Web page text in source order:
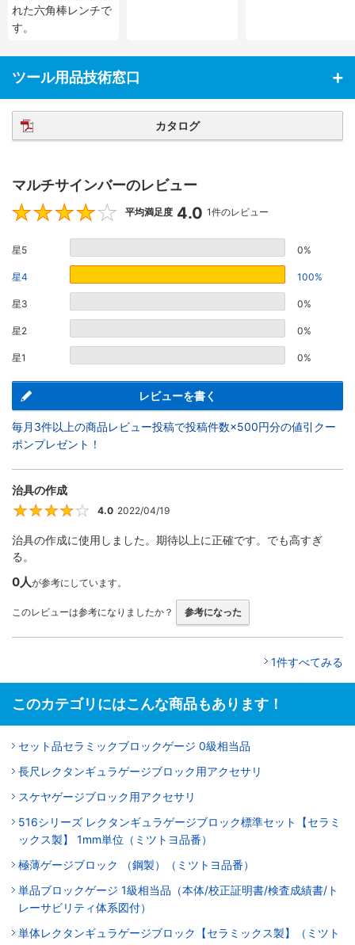
れた六角棒レンチで
す。
ツール用品技術窓口
カタログ
マルチサインバーのレビュー
4
平均満足度 4.0 1件のレビュー
星5 0%
星4 100%
星3 0%
星2 0%
星1 0%
レビューを書く
毎月3件以上の商品レビュー投稿で投稿件数×500円分の値引クー
ポンプレゼント！
治具の作成
4
4.0 2022/04/19
治具の作成に使用しました。期待以上に正確です。でも高すぎ
る。
0人が参考にしています。
このレビューは参考になりましたか？ 参考になった
1件すべてみる
このカテゴリにはこんな商品もあります！
セット品セラミックブロックゲージ 0級相当品
長尺レクタンギュラゲージブロック用アクセサリ
スケヤゲージブロック用アクセサリ
516シリーズ レクタンギュラゲージブロック標準セット【セラミ
ックス製】 1mm単位（ミツトヨ品番）
極薄ゲージブロック （鋼製）（ミツトヨ品番）
単品ブロックゲージ 1級相当品（本体/校正証明書/検査成績書/ト
レーサビリティ体系図付）
単体レクタンギュラゲージブロック【セラミックス製】（ミツト